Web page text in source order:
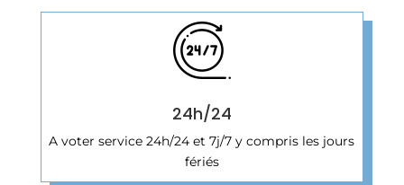
24h/24
A voter service 24h/24 et 7j/7 y compris les jours
fériés